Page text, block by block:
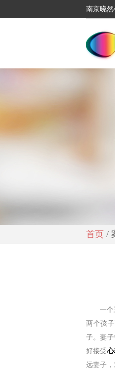
南京晓
首页 /
一个
两个孩
子。妻
好接受
远妻子